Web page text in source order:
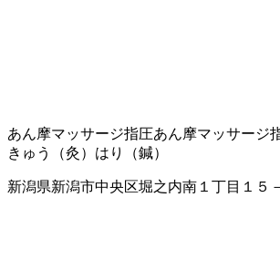
あん摩マッサージ指圧あん摩マッサージ
きゅう（灸） はり（鍼）
新潟県新潟市中央区堀之内南１丁目１５